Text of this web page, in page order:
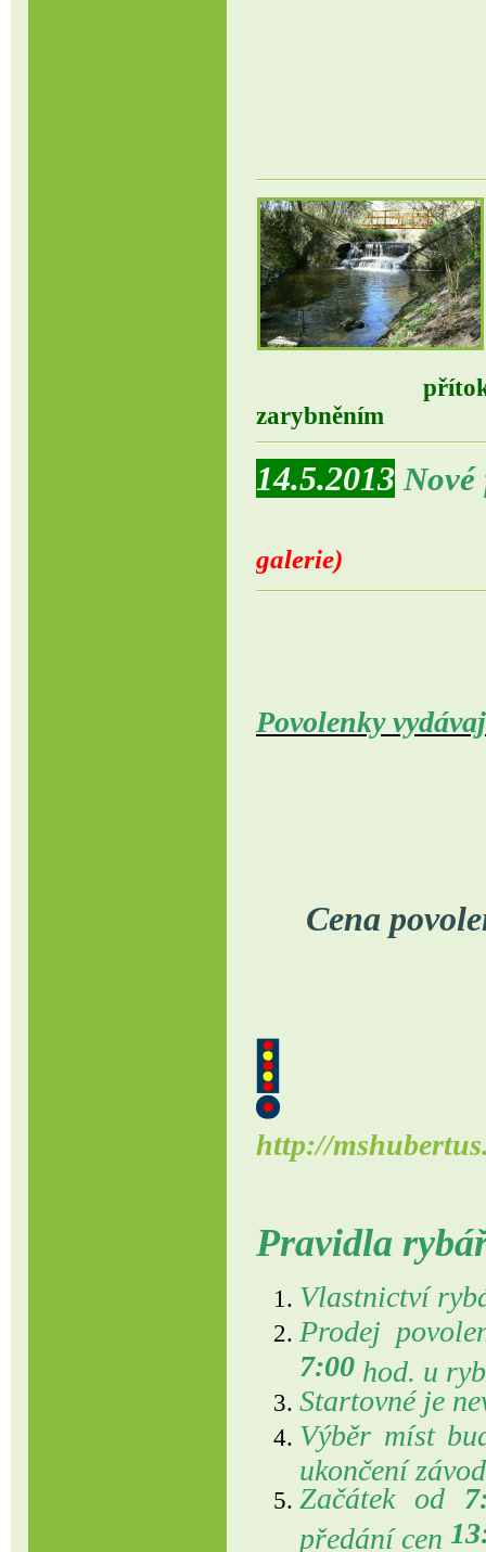
přítok do
zarybněním
14.5.2013
galerie)
Povolenky
Cena
http://
Pravidla
Vlastnictví
Prodej
7:00 hod. u
Startovné je
Výběr míst
ukončení
Začátek od
předání cen